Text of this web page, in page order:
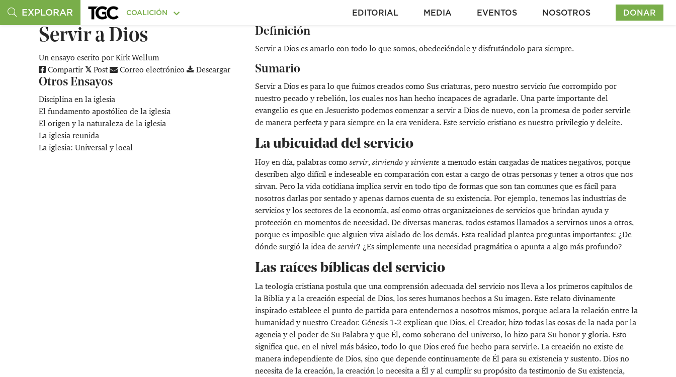
EXPLORAR COALICIÓN EDITORIAL MEDIA EVENTOS NOSOTROS DONAR
Servir a Dios
Un ensayo escrito por Kirk Wellum
Compartir
Post Correo electrónico Descargar
Otros Ensayos
Disciplina en la iglesia
El fundamento apostólico de la iglesia
El origen y la naturaleza de la iglesia
La iglesia reunida
La iglesia: Universal y local
Definición
Servir a Dios es amarlo con todo lo que somos, obedeciéndole y disfrutándolo para siempre.
Sumario
Servir a Dios es para lo que fuimos creados como Sus criaturas, pero nuestro servicio fue corrompido por
nuestro pecado y rebelión, los cuales nos han hecho incapaces de agradarle. Una parte importante del
evangelio es que en Jesucristo podemos comenzar a servir a Dios de nuevo, con la promesa de poder servirle
de manera perfecta y para siempre en la era venidera. Este servicio cristiano es nuestro privilegio y deleite.
La ubicuidad del servicio
Hoy en día, palabras comoservir,sirviendoysirviente a menudo están cargadas de matices negativos, porque
describen algo difícil e indeseable en comparación con estar a cargo de otras personas y tener a otros que nos
sirvan. Pero la vida cotidiana implica servir en todo tipo de formas que son tan comunes que es fácil para
nosotros darlas por sentado y apenas darnos cuenta de su existencia. Por ejemplo, tenemos las industrias de
servicios y los sectores de la economía, así como otras organizaciones de servicios que brindan ayuda y
protección en momentos de necesidad. De diversas maneras, todos estamos llamados a servirnos unos a otros,
porque es imposible que alguien viva aislado de los demás. Esta realidad plantea preguntas importantes: ¿De
dónde surgió la idea deservir? ¿Es simplemente una necesidad pragmática o apunta a algo más profundo?
Las raíces bíblicas del servicio
La teología cristiana postula que una comprensión adecuada del servicio nos lleva a los primeros capítulos de
la Biblia y a la creación especial de Dios, los seres humanos hechos a Su imagen. Este relato divinamente
inspirado establece el punto de partida para entendernos a nosotros mismos, porque aclara la relación entre la
humanidad y nuestro Creador. Génesis 1-2 explican que Dios, el Creador, hizo todas las cosas de la nada por la
agencia y el poder de Su Palabra y que Él, como soberano del universo, lo hizo para Su honor y gloria. Esto
significa que, en el nivel más básico, todo lo que Dios creó fue hecho para servirle. La creación no existe de
manera independiente de Dios, sino que depende continuamente de Él para su existencia y sustento. Dios no
necesita de la creación, la creación lo necesita a Él y al cumplir su propósito da testimonio de Su existencia,